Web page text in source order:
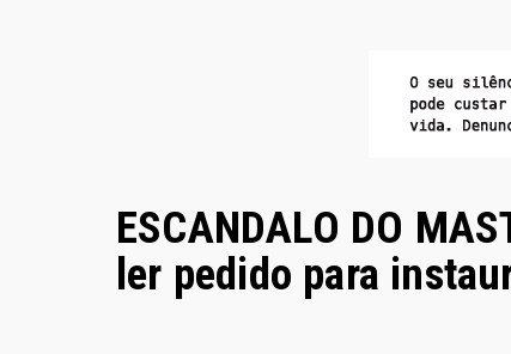
ESCANDALO DO
ler pedido para